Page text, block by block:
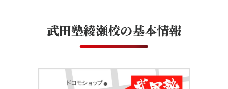
武田塾綾瀬校の基本情報